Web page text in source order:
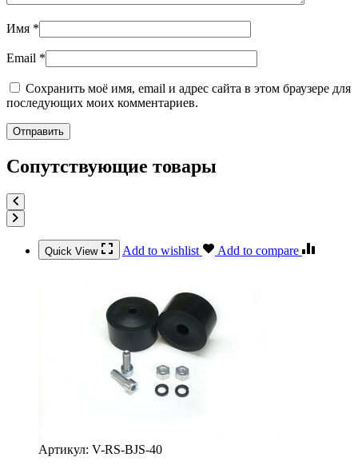
Имя *
Email *
Сохранить моё имя, email и адрес сайта в этом браузере для
последующих моих комментариев.
Сопутствующие товары
Quick View Add to wishlist Add to compare
Артикул: V-RS-BJS-40